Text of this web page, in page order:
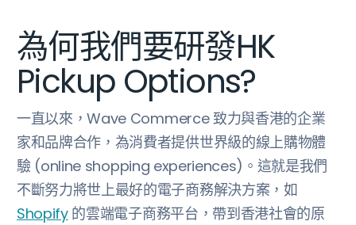
為何我們要研發HK
Pickup Options?
一直以來，Wave Commerce 致力與香港的企業
家和品牌合作，為消費者提供世界級的線上購物體
驗 (online shopping experiences)。這就是我們
不斷努力將世上最好的電子商務解決方案，如
Shopify的雲端電子商務平台，帶到香港社會的原